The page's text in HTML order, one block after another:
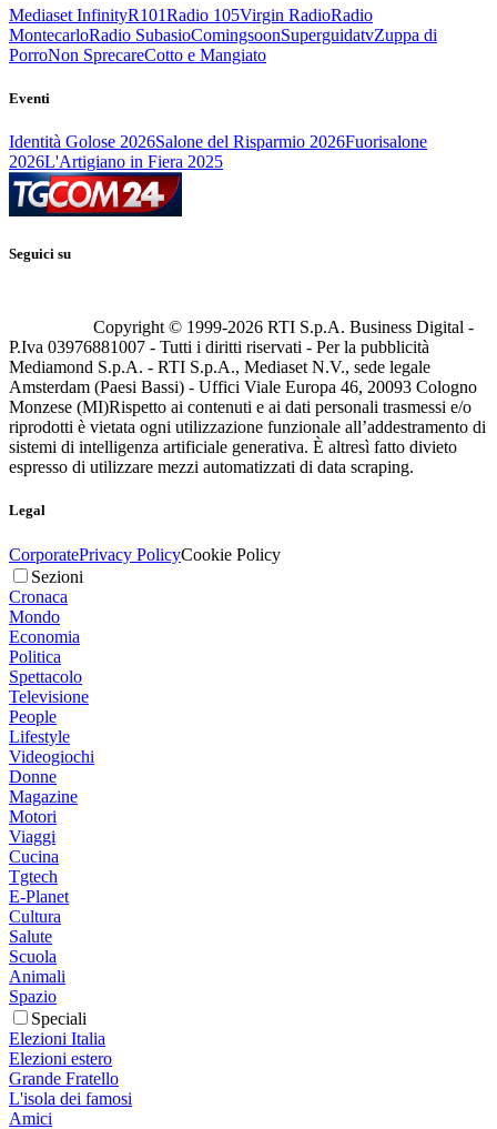
Mediaset InfinityR101Radio 105Virgin RadioRadio
MontecarloRadio SubasioComingsoonSuperguidatvZuppa di
PorroNon SprecareCotto e Mangiato
Eventi
Identità Golose 2026Salone del Risparmio 2026Fuorisalone
2026L'Artigiano in Fiera 2025
Seguici su
Copyright © 1999-2026 RTI S.p.A. Business Digital -
P.Iva 03976881007 - Tutti i diritti riservati - Per la pubblicità
Mediamond S.p.A. - RTI S.p.A., Mediaset N.V., sede legale
Amsterdam (Paesi Bassi) - Uffici Viale Europa 46, 20093 Cologno
Monzese (MI)Rispetto ai contenuti e ai dati personali trasmessi e/o
riprodotti è vietata ogni utilizzazione funzionale all’addestramento di
sistemi di intelligenza artificiale generativa. È altresì fatto divieto
espresso di utilizzare mezzi automatizzati di data scraping.
Legal
CorporatePrivacy PolicyCookie Policy
Sezioni
Cronaca
Mondo
Economia
Politica
Spettacolo
Televisione
People
Lifestyle
Videogiochi
Donne
Magazine
Motori
Viaggi
Cucina
Tgtech
E-Planet
Cultura
Salute
Scuola
Animali
Spazio
Speciali
Elezioni Italia
Elezioni estero
Grande Fratello
L'isola dei famosi
Amici